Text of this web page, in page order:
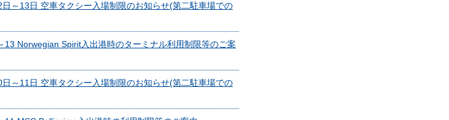
日～13日 空車タクシー入場制限のお知らせ(第二駐車場での
13 Norwegian Spirit入出港時のターミナル利用制限等のご案
日～11日 空車タクシー入場制限のお知らせ(第二駐車場での